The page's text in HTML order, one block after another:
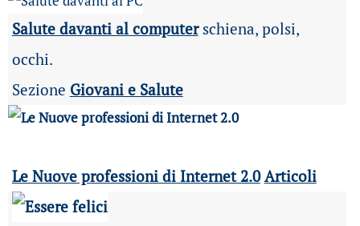
Salute davanti al computerschiena, polsi,
occhi.
Sezione Giovani e Salute
Le Nuove professioni di Internet 2.0 Articoli